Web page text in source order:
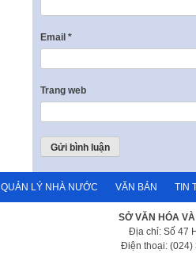
Email *
Trang web
QUẢN LÝ NHÀ NƯỚC VĂN BẢN TIN
SỞ VĂN HÓA
Địa chỉ: Số 47
Điện thoại: (024)